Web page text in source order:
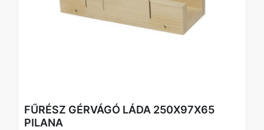
FŰRÉSZ GÉRVÁGÓ LÁDA 250X97X65
PILANA